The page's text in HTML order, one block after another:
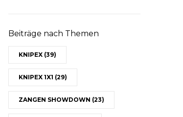
Beiträge nach Themen
KNIPEX (39)
KNIPEX 1X1 (29)
ZANGEN SHOWDOWN (23)